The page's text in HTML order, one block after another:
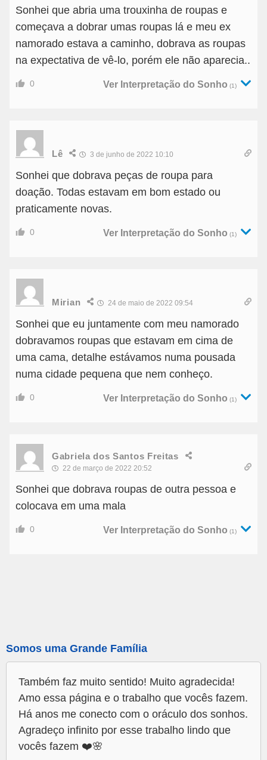
Sonhei que abria uma trouxinha de roupas e
começava a dobrar umas roupas lá e meu ex
namorado estava a caminho, dobrava as roupas
na expectativa de vê-lo, porém ele não aparecia..
0 Ver Interpretação do Sonho (1)
Lê 3 de junho de 2022 10:10
Sonhei que dobrava peças de roupa para
doação. Todas estavam em bom estado ou
praticamente novas.
0 Ver Interpretação do Sonho (1)
Mirian 24 de maio de 2022 09:54
Sonhei que eu juntamente com meu namorado
dobravamos roupas que estavam em cima de
uma cama, detalhe estávamos numa pousada
numa cidade pequena que nem conheço.
0 Ver Interpretação do Sonho (1)
Gabriela dos Santos Freitas
22 de março de 2022 20:52
Sonhei que dobrava roupas de outra pessoa e
colocava em uma mala
0 Ver Interpretação do Sonho (1)
Somos uma Grande Família
Também faz muito sentido! Muito agradecida!
Amo essa página e o trabalho que vocês fazem.
Há anos me conecto com o oráculo dos sonhos.
Agradeço infinito por esse trabalho lindo que
vocês fazem ❤️🌸